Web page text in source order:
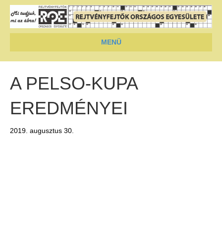
MENÜ
A PELSO-KUPA
EREDMÉNYEI
2019. augusztus 30.